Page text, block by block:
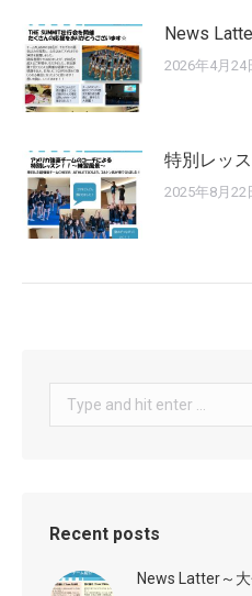
News
2026年4月24
特別レッ
2025年8月22
Search:
Recent posts
News Latter～